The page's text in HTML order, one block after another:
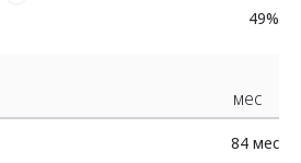
49%
мес
84 мес